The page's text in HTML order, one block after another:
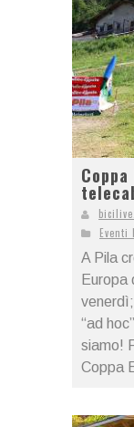
Eventi
A Pila
Europa
“ad
siamo!
Coppa